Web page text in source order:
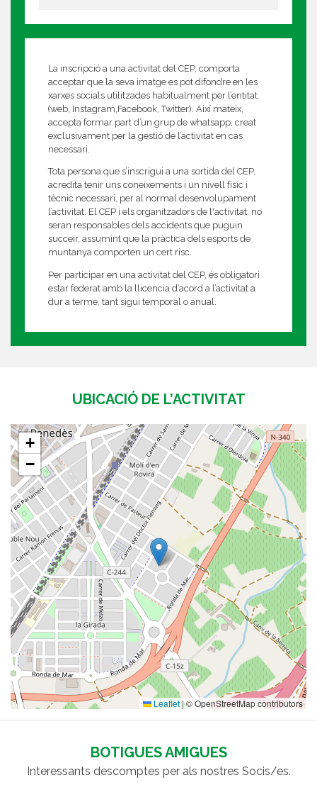
La inscripció a una activitat del CEP, comporta
acceptar que la seva imatge es pot difondre en les
xarxes socials utilitzades habitualment per l’entitat.
(web, Instagram,Facebook, Twitter). Així mateix,
accepta formar part d’un grup de whatsapp, creat
exclusivament per la gestió de l’activitat en cas
necessari.
Tota persona que s’inscrigui a una sortida del CEP,
acredita tenir uns coneixements i un nivell físic i
tècnic necessari, per al normal desenvolupament
l’activitat. El CEP i els organitzadors de l'activitat, no
seran responsables dels accidents que puguin
succeir, assumint que la pràctica dels esports de
muntanya comporten un cert risc.
Per participar en una activitat del CEP, és obligatori
estar federat amb la llicencia d’acord a l’activitat a
dur a terme, tant sigui temporal o anual.
UBICACIÓ DE L’ACTIVITAT
+
−
Leaflet | © OpenStreetMap contributors
BOTIGUES AMIGUES
Interessants descomptes per als nostres Socis/es.